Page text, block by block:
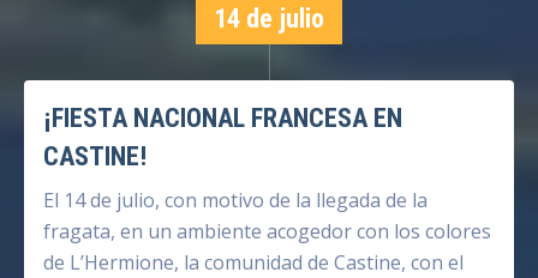
14 de julio
¡FIESTA NACIONAL FRANCESA EN
CASTINE!
El 14 de julio, con motivo de la llegada de la
fragata, en un ambiente acogedor con los colores
de L’Hermione, la comunidad de Castine, con el